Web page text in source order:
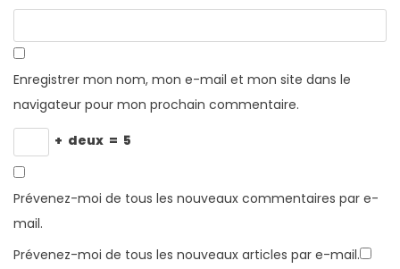
Enregistrer mon nom, mon e-mail et mon site dans le
navigateur pour mon prochain commentaire.
+ deux = 5
Prévenez-moi de tous les nouveaux commentaires par e-
mail.
Prévenez-moi de tous les nouveaux articles par e-mail.